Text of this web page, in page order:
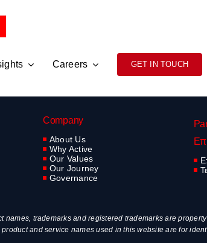
Careers GET IN TOUCH
Company
About Us
Why Active
Our Values
Our Journey
Governance
names, trademarks and registered trademarks are
product and service names used in this website are for